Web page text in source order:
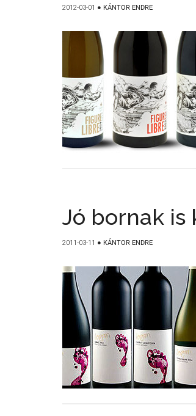
2012-03-01 ● KÁNTOR ENDRE
Jó bornak is
2011-03-11 ● KÁNTOR ENDRE